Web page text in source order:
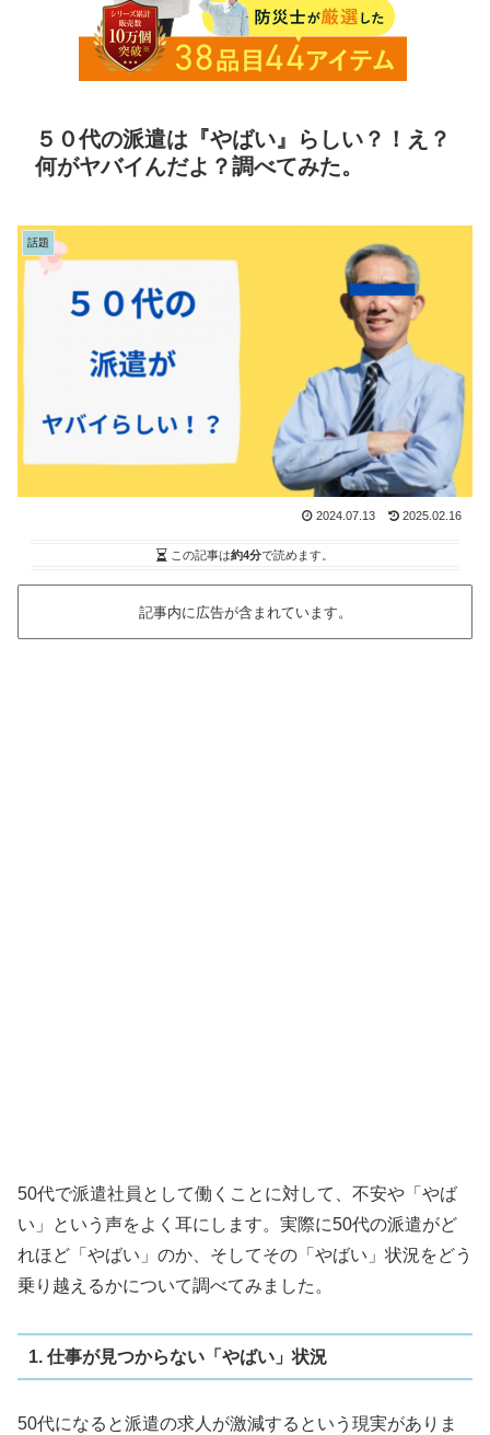
５０代の派遣は『やばい』らしい？！え？
何がヤバイんだよ？調べてみた。
話題
2024.07.13 2025.02.16
この記事は約4分で読めます。
記事内に広告が含まれています。
50代で派遣社員として働くことに対して、不安や「やば
い」という声をよく耳にします。実際に50代の派遣がど
れほど「やばい」のか、そしてその「やばい」状況をどう
乗り越えるかについて調べてみました。
1. 仕事が見つからない「やばい」状況
50代になると派遣の求人が激減するという現実がありま